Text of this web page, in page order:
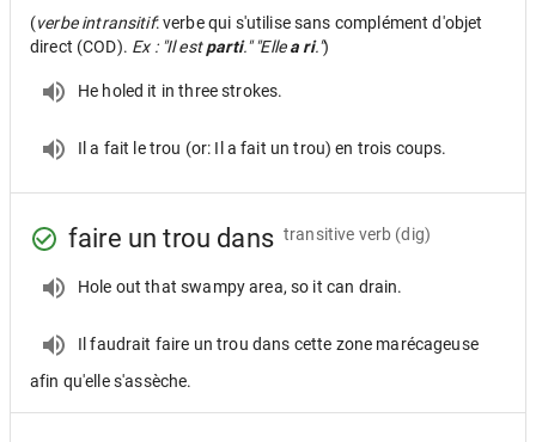
(verbe intransitif: verbe qui s'utilise sans complément d'objet
direct (COD). Ex : "Il estparti." "Ellea ri.")
He holed it in three strokes.
Il a fait le trou (or: Il a fait un trou) en trois coups.
faire un trou dans transitive verb (dig)
Hole out that swampy area, so it can drain.
Il faudrait faire un trou dans cette zone marécageuse
afin qu'elle s'assèche.